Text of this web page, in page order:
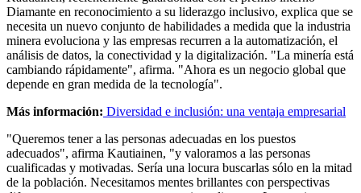
Diamante en reconocimiento a su liderazgo inclusivo, explica que se
necesita un nuevo conjunto de habilidades a medida que la industria
minera evoluciona y las empresas recurren a la automatización, el
análisis de datos, la conectividad y la digitalización. "La minería está
cambiando rápidamente", afirma. "Ahora es un negocio global que
depende en gran medida de la tecnología".
Más información: Diversidad e inclusión: una ventaja empresarial
"Queremos tener a las personas adecuadas en los puestos
adecuados", afirma Kautiainen, "y valoramos a las personas
cualificadas y motivadas. Sería una locura buscarlas sólo en la mitad
de la población. Necesitamos mentes brillantes con perspectivas